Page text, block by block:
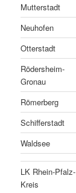
Mutterstadt
Neuhofen
Otterstadt
Rödersheim-
Gronau
Römerberg
Schifferstadt
Waldsee
LK Rhein-Pfalz-
Kreis